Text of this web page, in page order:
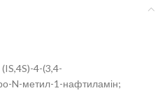
4-(3,4-
N-метил-1-нафтиламін;